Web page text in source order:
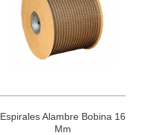
Espirales Alambre Bobina 16
Mm